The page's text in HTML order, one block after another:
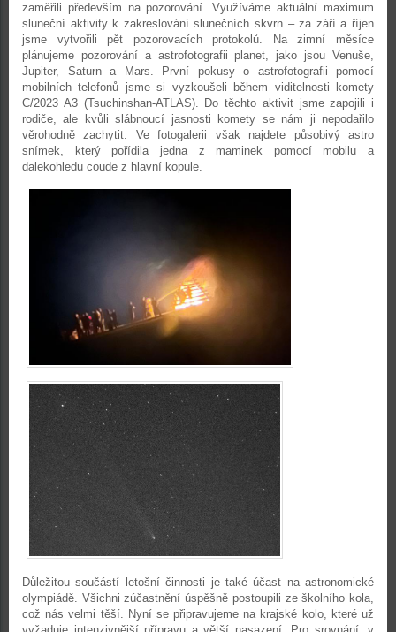
zaměřili především na pozorování. Využíváme aktuální maximum
sluneční aktivity k zakreslování slunečních skvrn – za září a říjen
jsme vytvořili pět pozorovacích protokolů. Na zimní měsíce
plánujeme pozorování a astrofotografii planet, jako jsou Venuše,
Jupiter, Saturn a Mars. První pokusy o astrofotografii pomocí
mobilních telefonů jsme si vyzkoušeli během viditelnosti komety
C/2023 A3 (Tsuchinshan-ATLAS). Do těchto aktivit jsme zapojili i
rodiče, ale kvůli slábnoucí jasnosti komety se nám ji nepodařilo
věrohodně zachytit. Ve fotogalerii však najdete působivý astro
snímek, který pořídila jedna z maminek pomocí mobilu a
dalekohledu coude z hlavní kopule.
Důležitou součástí letošní činnosti je také účast na astronomické
olympiádě. Všichni zúčastnění úspěšně postoupili ze školního kola,
což nás velmi těší. Nyní se připravujeme na krajské kolo, které už